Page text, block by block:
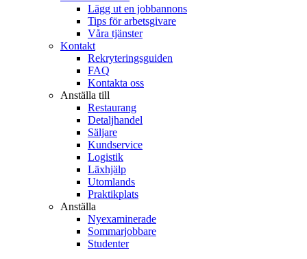
Lägg ut en jobbannons
Tips för arbetsgivare
Våra tjänster
Kontakt
Rekryteringsguiden
FAQ
Kontakta oss
Anställa till
Restaurang
Detaljhandel
Säljare
Kundservice
Logistik
Läxhjälp
Utomlands
Praktikplats
Anställa
Nyexaminerade
Sommarjobbare
Studenter